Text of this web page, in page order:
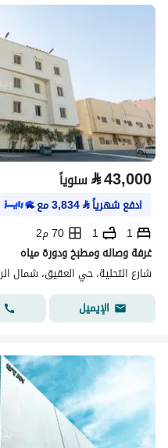
⃁43,000 سنوياً
ادفع شهرياً⃁
3,834مع
1
1
70 م2
غرفة وصاله ومطبخ ودورة مياه
شارع التحلية، حي العقيق، شمال
الإيميل